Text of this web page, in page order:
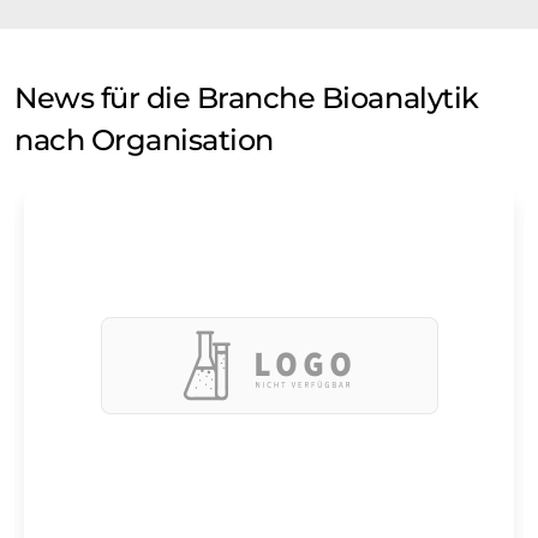
News für die Branche Bioanalytik
nach Organisation